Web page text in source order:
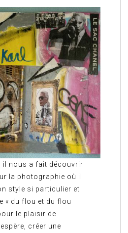
, il nous a fait découvrir
la photographie où il
style si particulier et
« du flou et du flou
le plaisir de
créer une